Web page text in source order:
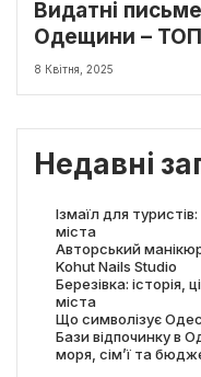
Видатні
Одещини –
8 Квітня, 2025
Недавні
Ізмаїл для
міста
Авторський
Kohut Nails Studio
Березівка: історія,
міста
Що символізує
Бази відпочинку в
моря, сім’ї та